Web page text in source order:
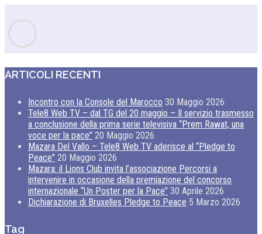
ARTICOLI RECENTI
Incontro con la Console del Marocco 30 Maggio 2026
Tele8 Web TV – dal TG del 20 maggio – Il servizio trasmesso
a conclusione della prima serie televisiva “Prem Rawat, una
voce per la pace” 20 Maggio 2026
Mazara Del Vallo – Tele8 Web TV aderisce al “Pledge to
Peace” 20 Maggio 2026
Mazara: il Lions Club invita l’associazione Percorsi a
intervenire in occasione della premiazione del concorso
internazionale “Un Poster per la Pace” 30 Aprile 2026
Dichiarazione di Bruxelles Pledge to Peace 5 Marzo 2026
Tag